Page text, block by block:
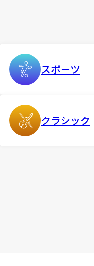
スポーツ
クラシック